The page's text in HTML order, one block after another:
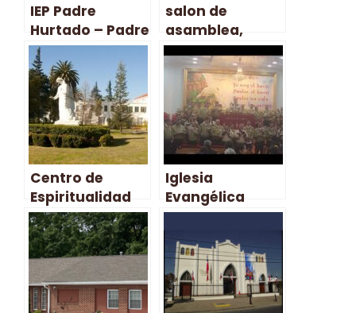
IEP Padre
Hurtado – Padre
Hurtado
salon de
asamblea,
Testigos de
Jehova – Padre
Hurtado
Centro de
Espiritualidad
Loyola – Padre
Hurtado
Iglesia
Evangélica
Pentecostal
Ebenezer –
Padre Hurtado